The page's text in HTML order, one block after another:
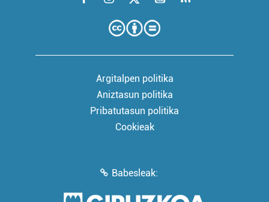
Argitalpen politika
Aniztasun politika
Pribatutasun politika
Cookieak
Babesleak: